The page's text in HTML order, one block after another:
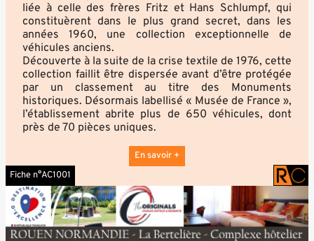
liée à celle des frères Fritz et Hans Schlumpf, qui
constituèrent dans le plus grand secret, dans les
années 1960, une collection exceptionnelle de
véhicules anciens.
Découverte à la suite de la crise textile de 1976, cette
collection faillit être dispersée avant d’être protégée
par un classement au titre des Monuments
historiques. Désormais labellisé « Musée de France »,
l’établissement abrite plus de 650 véhicules, dont
près de 70 pièces uniques.
En savoir +
Fiche n°AC1001